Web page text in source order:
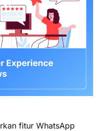
fitur WhatsApp